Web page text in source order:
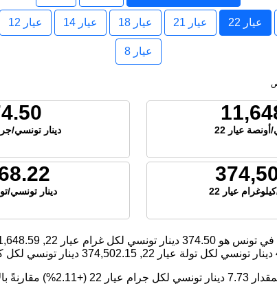
عيار 22 عيار 21 عيار 18 عيار 14 عيار 12
عيار 8
عيار 22 دينار تونسي/
عيار 22 دينار تونسي/تولا
374.50 دينار تونسي لكل غرام عيار 22,
دينار تونسي لكل تولة عيار 22, 374,502.15 دينار تونسي لكل
اليوم، ارتفع سعر الذهب بمقدار 7.73